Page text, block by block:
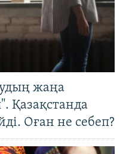
жаңа
Қазақстанда
Оған не себеп?